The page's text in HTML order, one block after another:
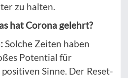
zu halten.
hat Corona gelehrt?
Solche Zeiten haben
Potential für
Sinne. Der Reset-